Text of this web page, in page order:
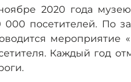
2020 года
000 посетителей. По
мероприятие
Каждый год